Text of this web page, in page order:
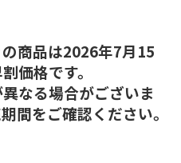
商品は2026年7月15
価格です。
なる場合がございま
間をご確認ください。